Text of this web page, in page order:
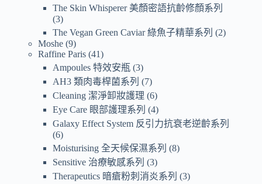
The Skin Whisperer 美顏密語抗齡修顏系列
3
The Vegan Green Caviar 綠魚子精華系列
2
Moshe 9
Raffine Paris 41
Ampoules 特效安瓶 3
AH3 類肉毒桿菌系列
7
Cleaning 潔淨卸妝護理 6
Eye Care 眼部護理系列
4
Galaxy Effect System 反引力抗衰老逆齡系列
6
Moisturising 全天候保濕系列
8
Sensitive 治療敏感系列
3
Therapeutics 暗瘡粉刺消炎系列
3